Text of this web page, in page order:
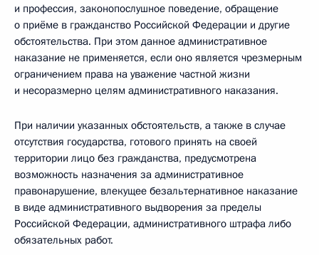
и профессия, законопослушное поведение, обращение
о приёме в гражданство Российской Федерации и другие
обстоятельства. При этом данное административное
наказание не применяется, если оно является чрезмерным
ограничением права на уважение частной жизни
и несоразмерно целям административного наказания.
При наличии указанных обстоятельств, а также в случае
отсутствия государства, готового принять на своей
территории лицо без гражданства, предусмотрена
возможность назначения за административное
правонарушение, влекущее безальтернативное наказание
в виде административного выдворения за пределы
Российской Федерации, административного штрафа либо
обязательных работ.